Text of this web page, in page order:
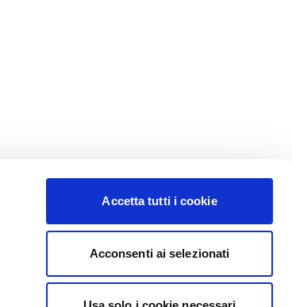
Accetta tutti i cookie
Acconsenti ai selezionati